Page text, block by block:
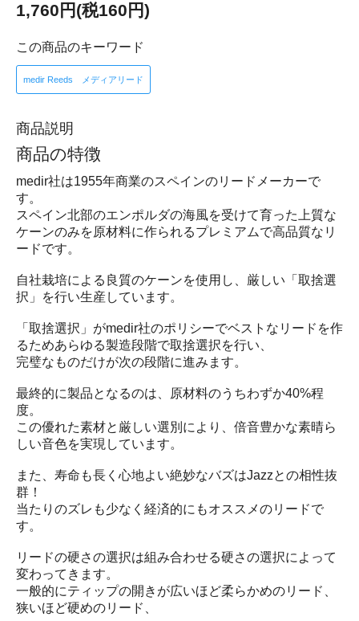
1,760円(税160円)
この商品のキーワード
medir Reeds メディアリード
商品説明
商品の特徴
medir社は1955年商業のスペインのリードメーカーで
す。
スペイン北部のエンポルダの海風を受けて育った上質な
ケーンのみを原材料に作られるプレミアムで高品質なリ
ードです。
自社栽培による良質のケーンを使用し、厳しい「取捨選
択」を行い生産しています。
「取捨選択」がmedir社のポリシーでベストなリードを作
るためあらゆる製造段階で取捨選択を行い、
完璧なものだけが次の段階に進みます。
最終的に製品となるのは、原材料のうちわずか40%程
度。
この優れた素材と厳しい選別により、倍音豊かな素晴ら
しい音色を実現しています。
また、寿命も長く心地よい絶妙なバズはJazzとの相性抜
群！
当たりのズレも少なく経済的にもオススメのリードで
す。
リードの硬さの選択は組み合わせる硬さの選択によって
変わってきます。
一般的にティップの開きが広いほど柔らかめのリード、
狭いほど硬めのリード、